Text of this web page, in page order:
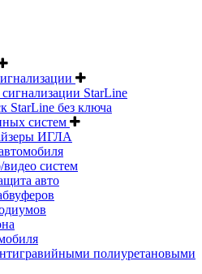
сигнализации StarLine
StarLine без ключа
систем
ИГЛА
видео систем
авто
полиуретановыми